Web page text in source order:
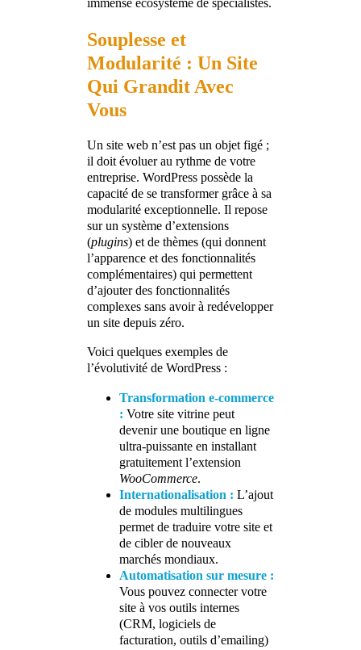
immense écosystème de spécialistes.
Souplesse et
Modularité : Un Site
Qui Grandit Avec
Vous
Un site web n’est pas un objet figé ;
il doit évoluer au rythme de votre
entreprise. WordPress possède la
capacité de se transformer grâce à sa
modularité exceptionnelle. Il repose
sur un système d’extensions
(plugins) et de thèmes (qui donnent
l’apparence et des fonctionnalités
complémentaires) qui permettent
d’ajouter des fonctionnalités
complexes sans avoir à redévelopper
un site depuis zéro.
Voici quelques exemples de
l’évolutivité de WordPress :
Transformation e-commerce
: Votre site vitrine peut
devenir une boutique en ligne
ultra-puissante en installant
gratuitement l’extension
WooCommerce.
Internationalisation : L’ajout
de modules multilingues
permet de traduire votre site et
de cibler de nouveaux
marchés mondiaux.
Automatisation sur mesure :
Vous pouvez connecter votre
site à vos outils internes
(CRM, logiciels de
facturation, outils d’emailing)